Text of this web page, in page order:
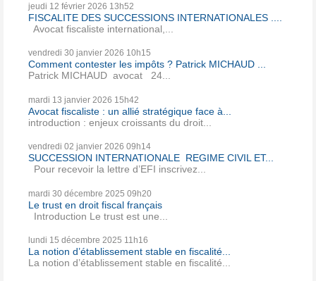
jeudi 12 février 2026 13h52
FISCALITE DES SUCCESSIONS INTERNATIONALES ....
Avocat fiscaliste international,...
vendredi 30 janvier 2026 10h15
Comment contester les impôts ? Patrick MICHAUD ...
Patrick MICHAUD avocat 24...
mardi 13 janvier 2026 15h42
Avocat fiscaliste : un allié stratégique face à...
introduction : enjeux croissants du droit...
vendredi 02 janvier 2026 09h14
SUCCESSION INTERNATIONALE REGIME CIVIL ET...
Pour recevoir la lettre d’EFI inscrivez...
mardi 30 décembre 2025 09h20
Le trust en droit fiscal français
Introduction Le trust est une...
lundi 15 décembre 2025 11h16
La notion d’établissement stable en fiscalité...
La notion d’établissement stable en fiscalité...